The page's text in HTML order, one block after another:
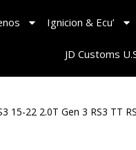
Ignicion & Ecu’
JD Customs
15-22 2.0T Gen 3 RS3 TT